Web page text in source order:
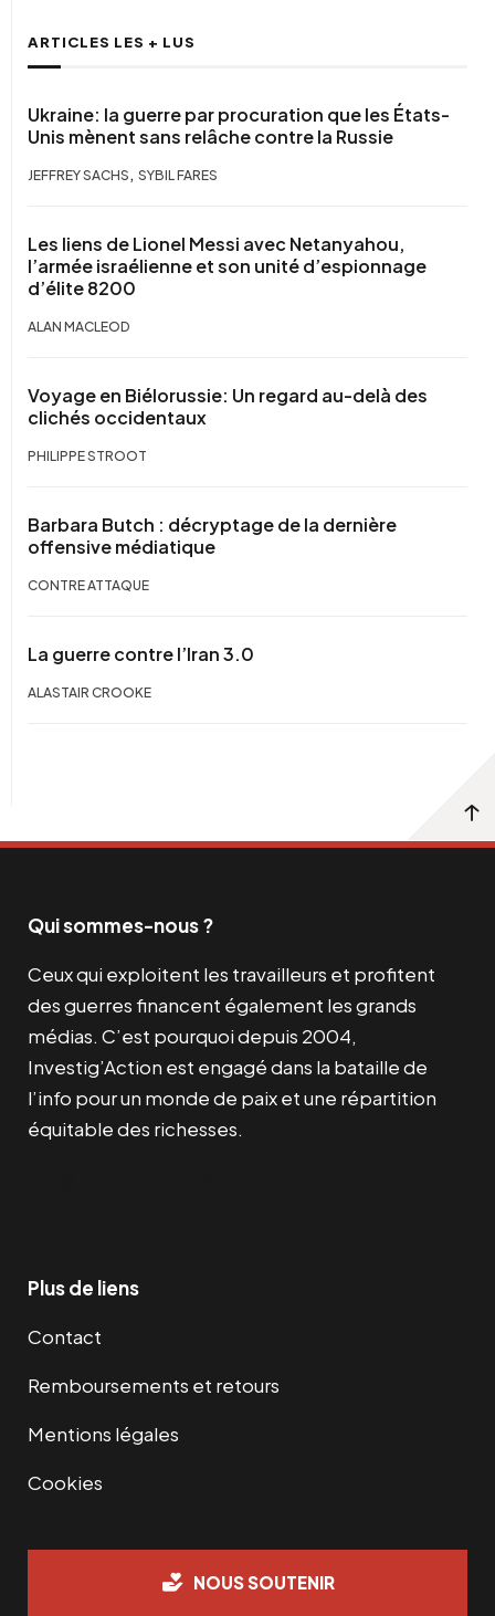
ARTICLES LES + LUS
Ukraine: la guerre par procuration que les États-
Unis mènent sans relâche contre la Russie
JEFFREY SACHS , SYBIL FARES
Les liens de Lionel Messi avec Netanyahou,
l’armée israélienne et son unité d’espionnage
d’élite 8200
ALAN MACLEOD
Voyage en Biélorussie: Un regard au-delà des
clichés occidentaux
PHILIPPE STROOT
Barbara Butch : décryptage de la dernière
offensive médiatique
CONTRE ATTAQUE
La guerre contre l’Iran 3.0
ALASTAIR CROOKE
Qui sommes-nous ?
Ceux qui exploitent les travailleurs et profitent
des guerres financent également les grands
médias. C’est pourquoi depuis 2004,
Investig’Action est engagé dans la bataille de
l’info pour un monde de paix et une répartition
équitable des richesses.
Plus de liens
Contact
Remboursements et retours
Mentions légales
Cookies
NOUS SOUTENIR